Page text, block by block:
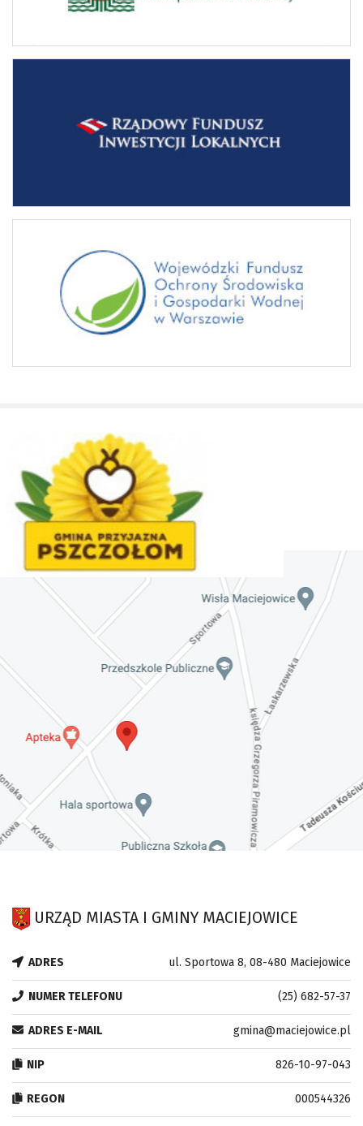
URZĄD MIASTA I GMINY MACIEJOWICE
ADRES ul. Sportowa 8, 08-480 Maciejowice
NUMER TELEFONU (25) 682-57-37
ADRES E-MAIL gmina@maciejowice.pl
NIP 826-10-97-043
REGON 000544326